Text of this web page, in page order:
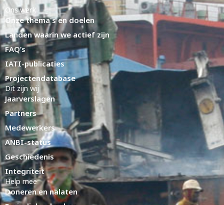
Ons werk
Onze thema's en doelen
Landen waarin we actief zijn
FAQ’s
IATI-publicaties
Projectendatabase
Dit zijn wij
Jaarverslagen
Partners
Medewerkers
ANBI-status
Geschiedenis
Integriteit
Help mee
Doneren en nalaten